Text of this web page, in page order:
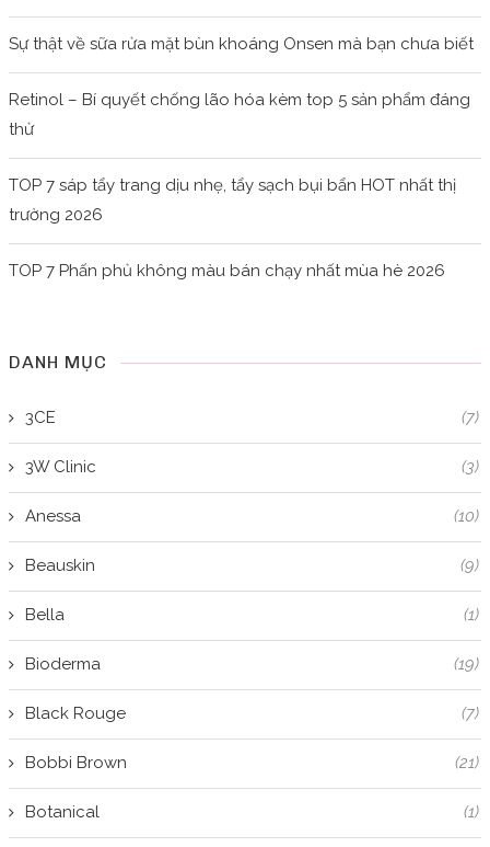
Sự thật về sữa rửa mặt bùn khoáng Onsen mà bạn chưa biết
Retinol – Bí quyết chống lão hóa kèm top 5 sản phẩm đáng
thử
TOP 7 sáp tẩy trang dịu nhẹ, tẩy sạch bụi bẩn HOT nhất thị
trường 2026
TOP 7 Phấn phủ không màu bán chạy nhất mùa hè 2026
DANH MỤC
3CE (7)
3W Clinic (3)
Anessa (10)
Beauskin (9)
Bella (1)
Bioderma (19)
Black Rouge (7)
Bobbi Brown (21)
Botanical (1)